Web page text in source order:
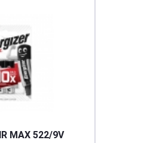
MAX 522/9V